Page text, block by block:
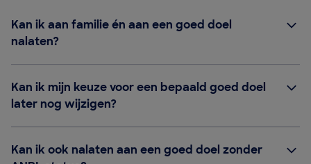
Kan ik aan familie én aan een goed doel
nalaten?
Kan ik mijn keuze voor een bepaald goed doel
later nog wijzigen?
Kan ik ook nalaten aan een goed doel zonder